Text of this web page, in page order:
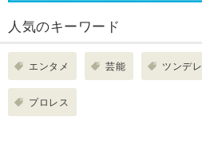
人気のキーワード
エンタメ 芸能 ツンデレ
プロレス